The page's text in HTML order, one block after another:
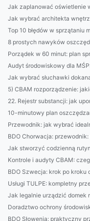
Jak zaplanować oświetlenie
Jak wybrać architekta
Top 10 błędów w sprzątaniu
8 prostych nawyków
Porządek w 60 minut: plan
Audyt środowiskowy dla
Jak wybrać słuchawki
5) CBAM rozporządzenie:
22. Rejestr substancji: jak
10-minutowy plan
Przewodnik: jak wybrać
BDO Chorwacja:
Jak stworzyć codzienną
Kontrole i audyty CBAM:
BDO Szwecja: krok po
Usługi TULPE: kompletny
Jak legalnie urządzić domek
Doradztwo ochrony
BDO Słowenia: praktyczny